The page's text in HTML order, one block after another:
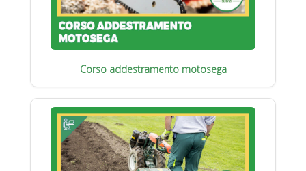
Corso addestramento motosega